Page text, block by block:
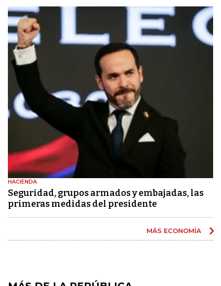
HACIENDA
Seguridad, grupos armados y embajadas, las
primeras medidas del presidente
MÁS ECONOMÍA